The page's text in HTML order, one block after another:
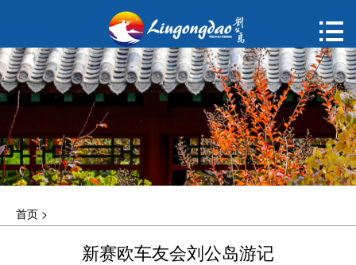
购票
概况
动态
指南
建议

首页 >
新赛欧车友会刘公岛游记